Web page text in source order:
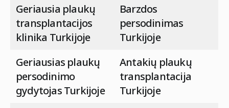
Geriausia plaukų
transplantacijos
klinika Turkijoje
Barzdos
persodinimas
Turkijoje
Geriausias plaukų
persodinimo
gydytojas Turkijoje
Antakių plaukų
transplantacija
Turkijoje